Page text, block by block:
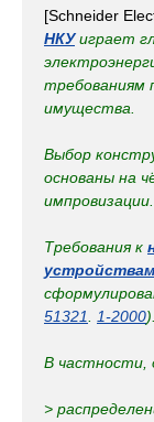
[Schneider
НКУиграет
требованиям
имущества.
Выбор
основаны на
импровизации.
Требования к
51321
1-2000).
В частности,
>